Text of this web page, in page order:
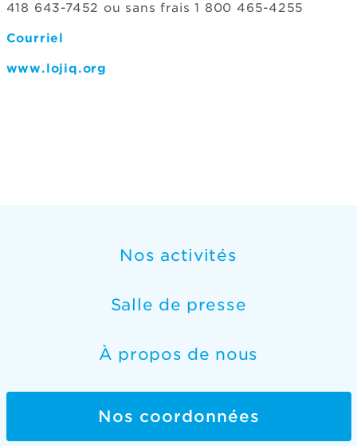
418 643-7452 ou sans frais 1 800 465-4255
Courriel
www.lojiq.org
Nos activités
Salle de presse
À propos de nous
Nos coordonnées